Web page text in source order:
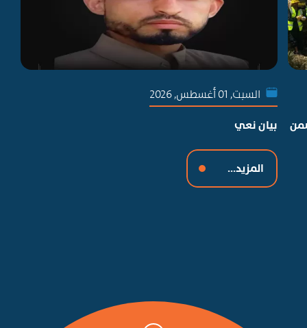
السبت, 01 أغسطس, 2026
بيان نعي
المزيد...